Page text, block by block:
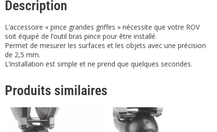
Description
L’accessoire « pince grandes griffes » nécessite que votre ROV
soit équipé de l’outil bras pince pour être installé.
Permet de mesurer les surfaces et les objets avec une précision
de 2,5 mm.
L’installation est simple et ne prend que quelques secondes.
Produits similaires